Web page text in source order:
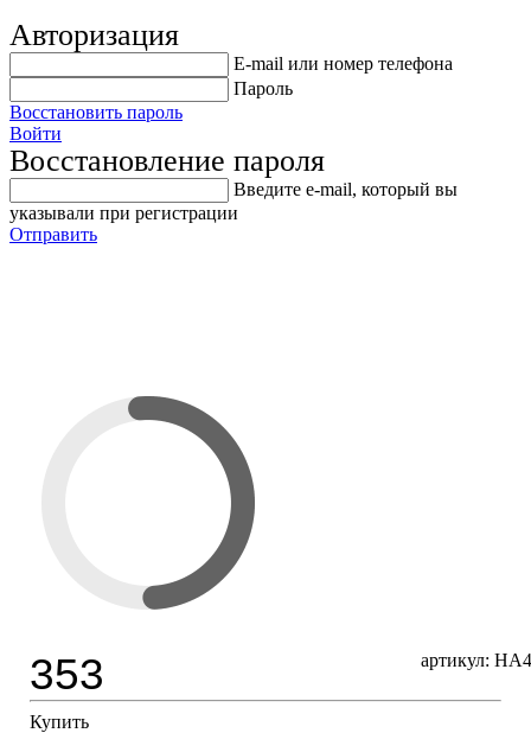
Авторизация
E-mail или номер телефона
Пароль
Восстановить пароль
Войти
Восстановление пароля
Введите е-mail, который вы
указывали при регистрации
Отправить
артикул:
353
Купить